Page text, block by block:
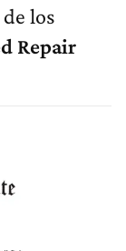
los
Repair